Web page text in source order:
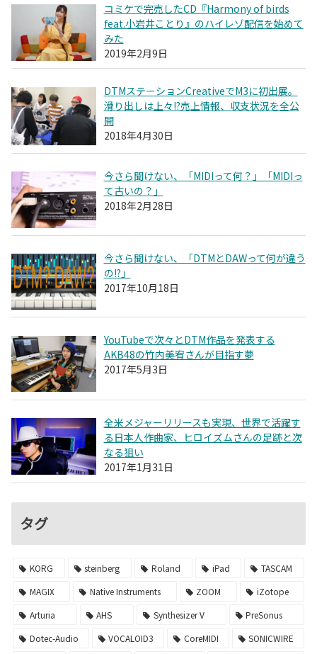
コミケで完売したCD『Harmony of birds
feat.小岩井ことり』のハイレゾ配信を始めて
みた
2019年2月9日
DTMステーションCreativeでM3に初出展。
滑り出しは上々!?売上情報、収支状況を全公
開
2018年4月30日
今さら聞けない、「MIDIって何？」「MIDIっ
て古いの？」
2018年2月28日
今さら聞けない、「DTMとDAWって何が違う
の!?」
2017年10月18日
YouTubeで次々とDTM作品を発表する
AKB48の竹内美宥さんが目指す夢
2017年5月3日
全米メジャーリリースも実現、世界で活躍す
る日本人作曲家、ヒロイズムさんの足跡と次
なる狙い
2017年1月31日
タグ
KORG steinberg Roland iPad
TASCAM
MAGIX
Native Instruments ZOOM
iZotope
Arturia
AHS Synthesizer V
PreSonus
Dotec-Audio
VOCALOID3 CoreMIDI
SONICWIRE